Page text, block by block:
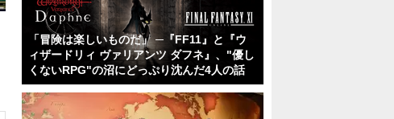
「冒険は楽しいものだ」 ─『FF11』と『ウ
ィザードリィ ヴァリアンツ ダフネ』、"優し
くないRPG"の沼にどっぷり沈んだ4人の話